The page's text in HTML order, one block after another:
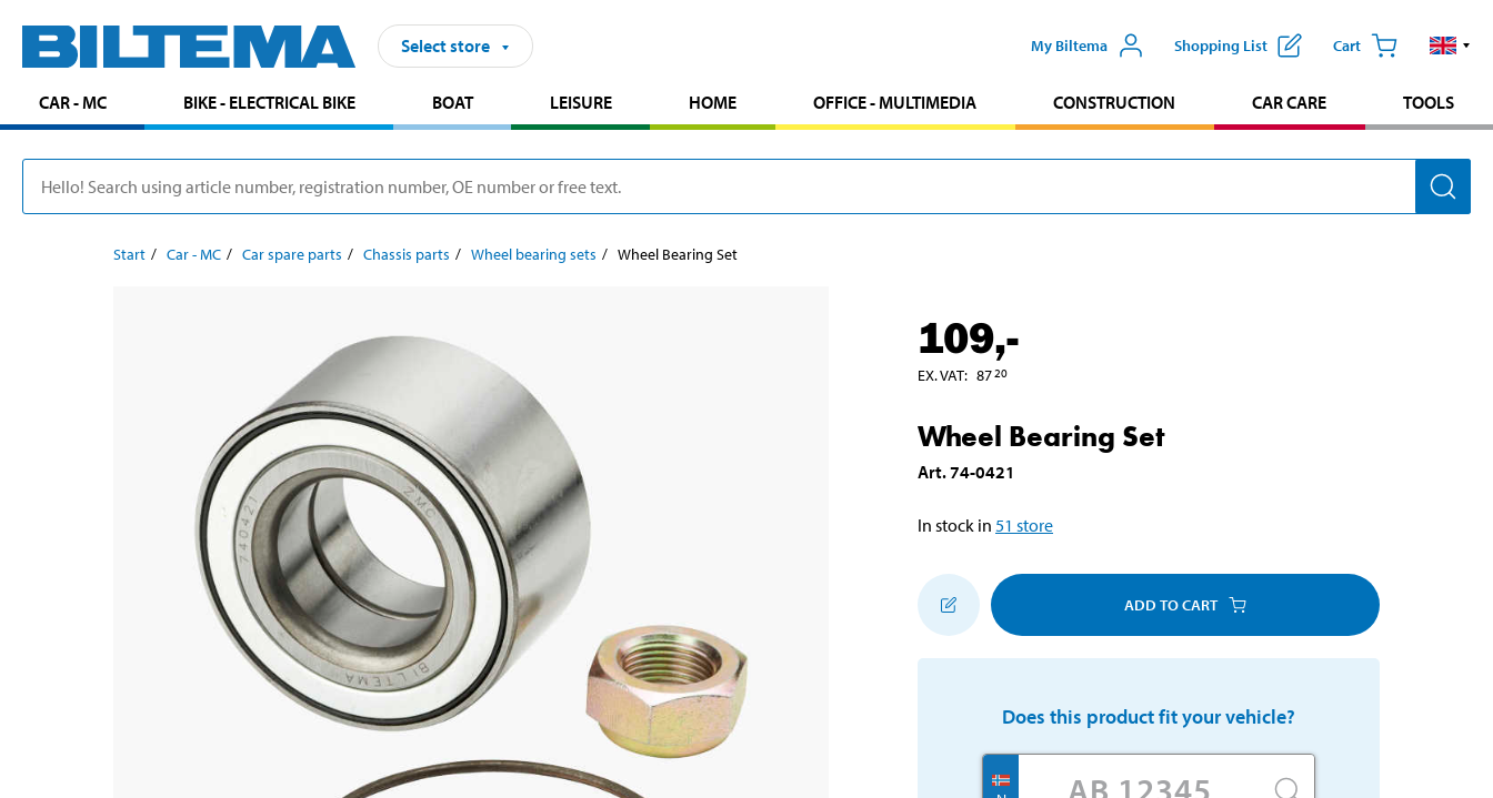
Select store My Biltema Shopping List Cart
CAR - MC BIKE - ELECTRICAL BIKE BOAT LEISURE HOME OFFICE - MULTIMEDIA CONSTRUCTION CAR CARE TOOLS
Start Car - MC Car spare parts Chassis parts Wheel bearing sets Wheel Bearing Set
109,-
EX. VAT: 8720
Wheel Bearing Set
Art.74-0421
In stock in 51 store
ADD TO CART
Does this product fit your vehicle?